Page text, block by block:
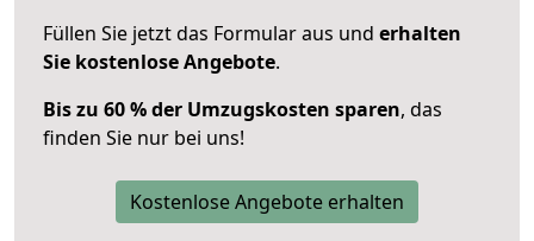
Füllen Sie jetzt das Formular aus und erhalten
Sie kostenlose Angebote.
Bis zu 60 % der Umzugskosten sparen, das
finden Sie nur bei uns!
Kostenlose Angebote erhalten